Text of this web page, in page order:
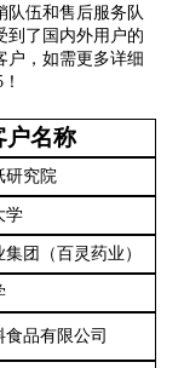
队伍和售后服务队
到了国内外用户的
户，如需更多详细
户名称
研究院
学
团（百灵药业）
品有限公司